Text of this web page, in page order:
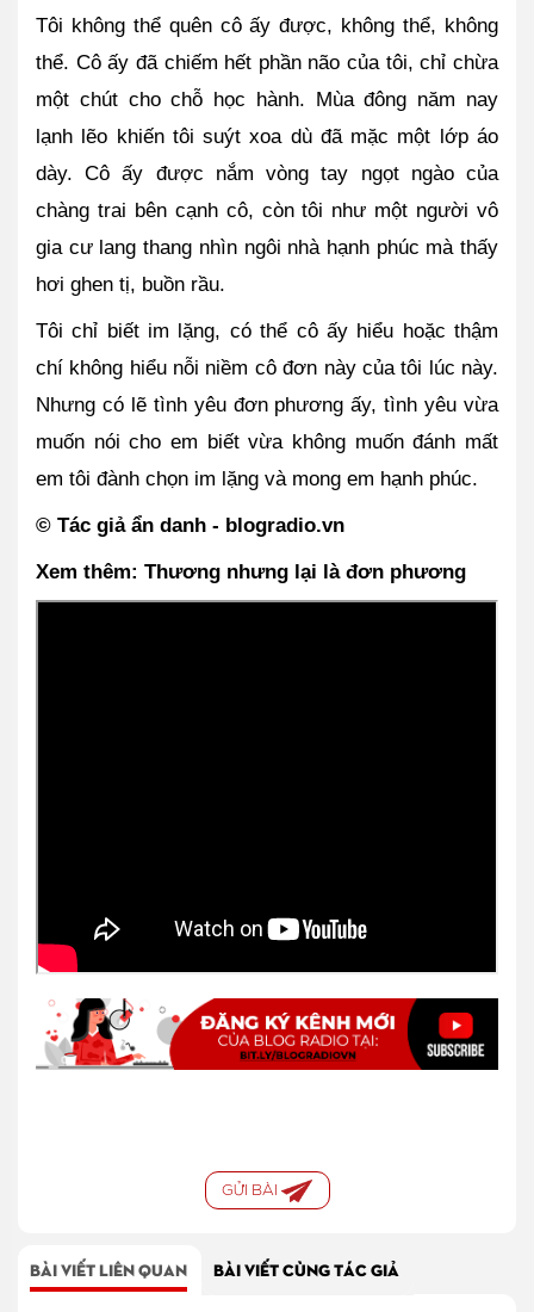
Tôi không thể quên cô ấy được, không thể, không
thể. Cô ấy đã chiếm hết phần não của tôi, chỉ chừa
một chút cho chỗ học hành. Mùa đông năm nay
lạnh lẽo khiến tôi suýt xoa dù đã mặc một lớp áo
dày. Cô ấy được nắm vòng tay ngọt ngào của
chàng trai bên cạnh cô, còn tôi như một người vô
gia cư lang thang nhìn ngôi nhà hạnh phúc mà thấy
hơi ghen tị, buồn rầu.
Tôi chỉ biết im lặng, có thể cô ấy hiểu hoặc thậm
chí không hiểu nỗi niềm cô đơn này của tôi lúc này.
Nhưng có lẽ tình yêu đơn phương ấy, tình yêu vừa
muốn nói cho em biết vừa không muốn đánh mất
em tôi đành chọn im lặng và mong em hạnh phúc.
© Tác giả ẩn danh - blogradio.vn
Xem thêm: Thương nhưng lại là đơn phương
GỬI BÀI
BÀI VIẾT LIÊN QUAN BÀI VIẾT CÙNG TÁC GIẢ